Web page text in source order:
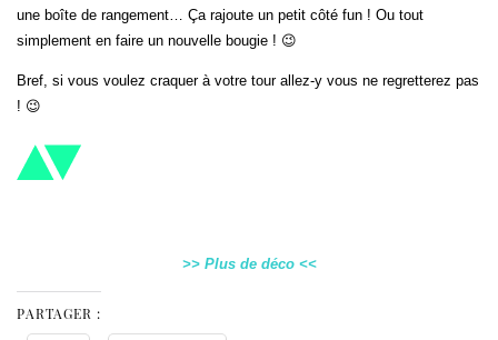
une boîte de rangement… Ça rajoute un petit côté fun ! Ou tout
simplement en faire un nouvelle bougie ! 😉
Bref, si vous voulez craquer à votre tour allez-y vous ne regretterez pas
! 😉
>> Plus de déco <<
PARTAGER :